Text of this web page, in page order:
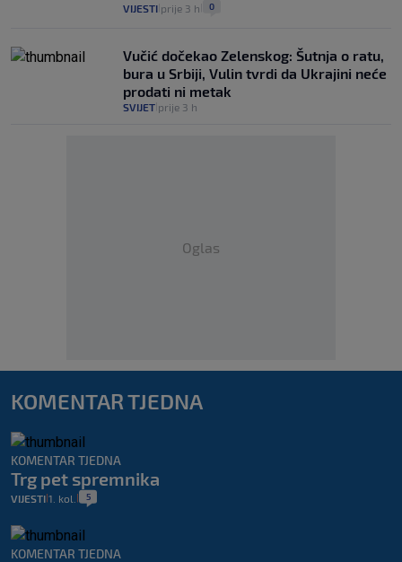
VIJESTI prije 3 h 0
Vučić dočekao Zelenskog: Šutnja o ratu,
bura u Srbiji, Vulin tvrdi da Ukrajini neće
prodati ni metak
SVIJET prije 3 h
Oglas
KOMENTAR TJEDNA
KOMENTAR TJEDNA
Trg pet spremnika
VIJESTI 1. kol. 5
KOMENTAR TJEDNA